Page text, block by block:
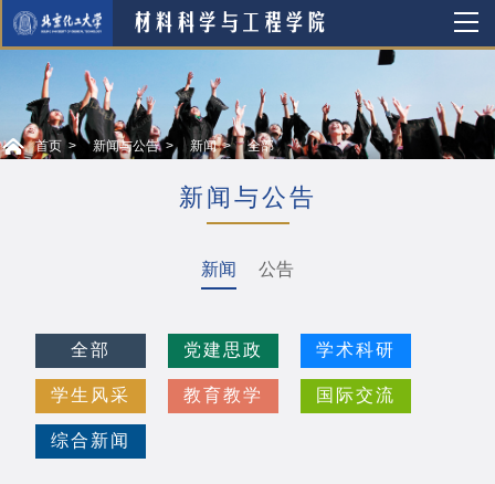
首页 新闻与公告 新闻 全部
新闻与公告
新闻 公告
全部 党建思政 学术科研
学生风采 教育教学 国际交流
综合新闻